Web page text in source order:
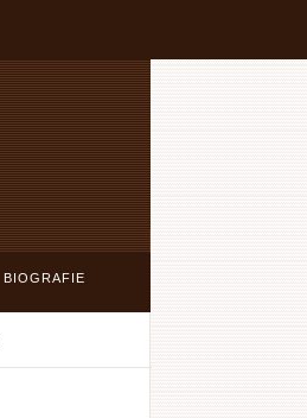
BIOGRAFIE